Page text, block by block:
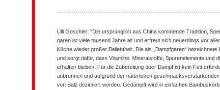
Ulli Goschler: "Die ursprünglich aus China kommende Tradition,
garen ist viele tausend Jahre alt und erfreut sich neuerdings vor
Küche wieder großer Beliebtheit. Die als „Dampfgaren“
und sorgt dafür, dass Vitamine, Mineralstoffe, Spurenelemente und
erhalten bleiben. Für die Zubereitung über Dampf ist kein Fett
anbrennen und aufgrund der natürlichen
von Salz dezimiert werden. Gedämpft wird in einfachen